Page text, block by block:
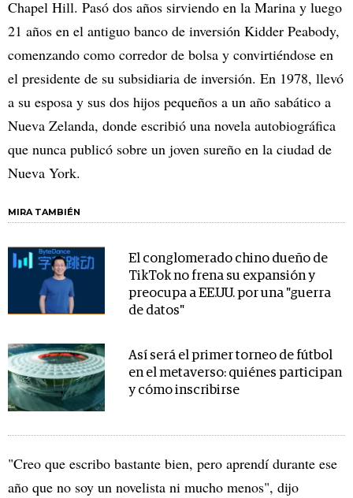
Chapel Hill. Pasó dos años sirviendo en la Marina y luego
21 años en el antiguo banco de inversión Kidder Peabody,
comenzando como corredor de bolsa y convirtiéndose en
el presidente de su subsidiaria de inversión. En 1978, llevó
a su esposa y sus dos hijos pequeños a un año sabático a
Nueva Zelanda, donde escribió una novela autobiográfica
que nunca publicó sobre un joven sureño en la ciudad de
Nueva York.
MIRA TAMBIÉN
El conglomerado chino dueño de
TikTok no frena su expansión y
preocupa a EE.UU. por una "guerra
de datos"
Así será el primer torneo de fútbol
en el metaverso: quiénes participan
y cómo inscribirse
"Creo que escribo bastante bien, pero aprendí durante ese
año que no soy un novelista ni mucho menos", dijo